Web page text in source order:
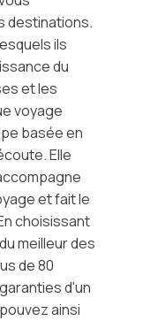
destinations.
ils
du
et les
voyage
basée en
Elle
et fait le
choisissant
meilleur des
de 80
d'un
ainsi